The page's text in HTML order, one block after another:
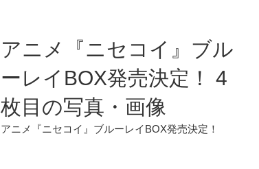
アニメ『ニセコイ』ブル
ーレイBOX発売決定！ 4
枚目の写真・画像
アニメ『ニセコイ』ブルーレイBOX発売決定！